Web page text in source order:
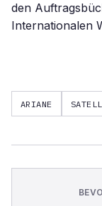
den
Internationalen
ARIANE